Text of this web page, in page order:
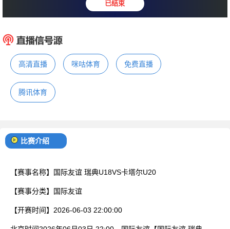
瑞典U18 : 卡塔
高清直播 咪咕体育 免费直播
腾讯体育
比赛介绍
【赛事名称】 国际友谊 瑞典U18VS卡塔尔U20
【赛事分类】 国际友谊
【开赛时间】 2026-06-03 22:00:00